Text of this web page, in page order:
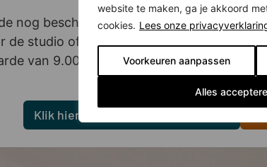
website te maken, ga je akkoord
cookies. Lees onze
Voorkeuren aanpassen
Alles
nog beschikbare woningen in Roof
de studio of het appartement van jouw
van 9.000 euro cadeau. Bij de
Klik hier voor het woningaanbod